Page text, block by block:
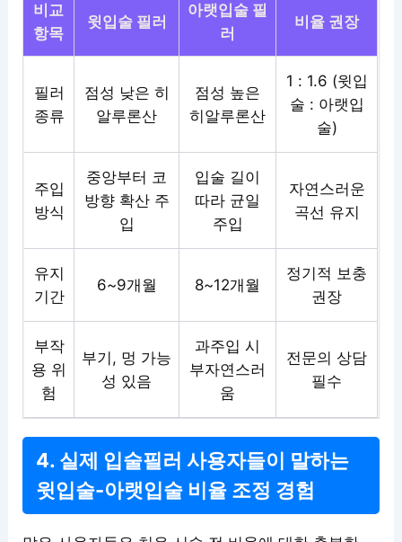
비교
항목
윗입술 필러
아랫입술 필
러
비율 권장
필러
종류
점성 낮은 히
알루론산
점성 높은
히알루론산
1 : 1.6 (윗입
술 : 아랫입
술)
주입
방식
중앙부터 코
방향 확산 주
입
입술 길이
따라 균일
주입
자연스러운
곡선 유지
유지
기간
6~9개월 8~12개월
정기적 보충
권장
부작
용 위
험
부기, 멍 가능
성 있음
과주입 시
부자연스러
움
전문의 상담
필수
4. 실제 입술필러 사용자들이 말하는
윗입술-아랫입술 비율 조정 경험